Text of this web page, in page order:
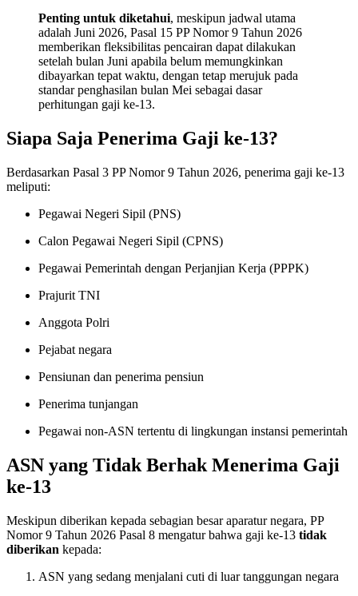
Penting untuk diketahui, meskipun jadwal utama
adalah Juni 2026, Pasal 15 PP Nomor 9 Tahun 2026
memberikan fleksibilitas pencairan dapat dilakukan
setelah bulan Juni apabila belum memungkinkan
dibayarkan tepat waktu, dengan tetap merujuk pada
standar penghasilan bulan Mei sebagai dasar
perhitungan gaji ke-13.
Siapa Saja Penerima Gaji ke-13?
Berdasarkan Pasal 3 PP Nomor 9 Tahun 2026, penerima gaji ke-13
meliputi:
Pegawai Negeri Sipil (PNS)
Calon Pegawai Negeri Sipil (CPNS)
Pegawai Pemerintah dengan Perjanjian Kerja (PPPK)
Prajurit TNI
Anggota Polri
Pejabat negara
Pensiunan dan penerima pensiun
Penerima tunjangan
Pegawai non-ASN tertentu di lingkungan instansi pemerintah
ASN yang Tidak Berhak Menerima Gaji
ke-13
Meskipun diberikan kepada sebagian besar aparatur negara, PP
Nomor 9 Tahun 2026 Pasal 8 mengatur bahwa gaji ke-13 tidak
diberikan kepada:
ASN yang sedang menjalani cuti di luar tanggungan negara